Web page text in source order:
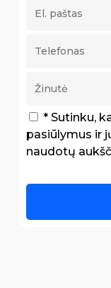
* Sutinku,
pasiūlymus ir
naudotų